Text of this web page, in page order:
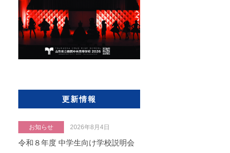
更新情報
お知らせ 2026年8月4日
令和８年度 中学生向け学校説明会